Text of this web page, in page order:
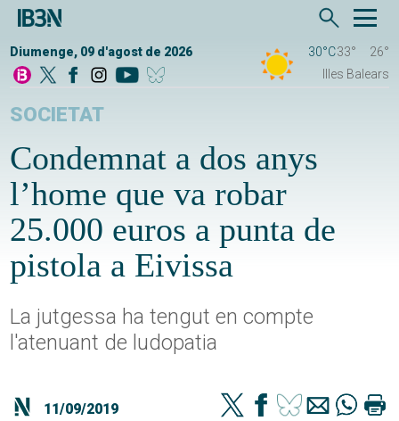
Diumenge, 09 d'agost de 2026 30°C33°
26°
Illes Balears
SOCIETAT
Condemnat a dos anys
l’home que va robar
25.000 euros a punta de
pistola a Eivissa
La jutgessa ha tengut en compte
l'atenuant de ludopatia
11/09/2019